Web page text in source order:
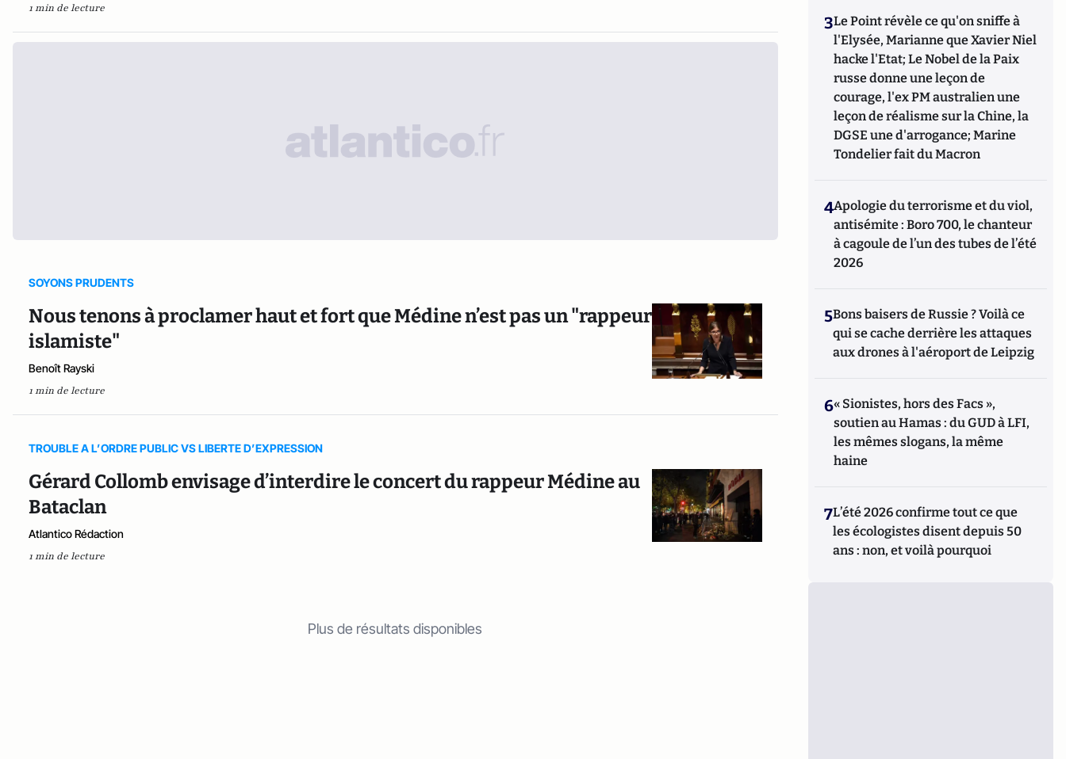
1 min de lecture
SOYONS PRUDENTS
Nous tenons à proclamer haut et fort que Médine n’est pas un "rappeur
islamiste"
Benoît Rayski
1 min de lecture
TROUBLE A L’ORDRE PUBLIC VS LIBERTE D’EXPRESSION
Gérard Collomb envisage d’interdire le concert du rappeur Médine au
Bataclan
Atlantico Rédaction
1 min de lecture
Plus de résultats disponibles
3Le Point révèle ce qu'on sniffe à
l'Elysée, Marianne que Xavier Niel
hacke l'Etat; Le Nobel de la Paix
russe donne une leçon de
courage, l'ex PM australien une
leçon de réalisme sur la Chine, la
DGSE une d'arrogance; Marine
Tondelier fait du Macron
4Apologie du terrorisme et du viol,
antisémite : Boro 700, le chanteur
à cagoule de l’un des tubes de l’été
2026
5Bons baisers de Russie ? Voilà ce
qui se cache derrière les attaques
aux drones à l'aéroport de Leipzig
6« Sionistes, hors des Facs »,
soutien au Hamas : du GUD à LFI,
les mêmes slogans, la même
haine
7L’été 2026 confirme tout ce que
les écologistes disent depuis 50
ans : non, et voilà pourquoi